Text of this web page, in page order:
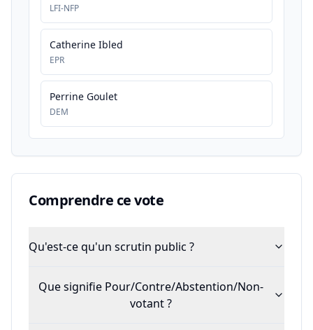
LFI-NFP
Catherine Ibled
EPR
Perrine Goulet
DEM
Comprendre ce vote
Qu'est-ce qu'un scrutin public ?
Que signifie Pour/Contre/Abstention/Non-
votant ?